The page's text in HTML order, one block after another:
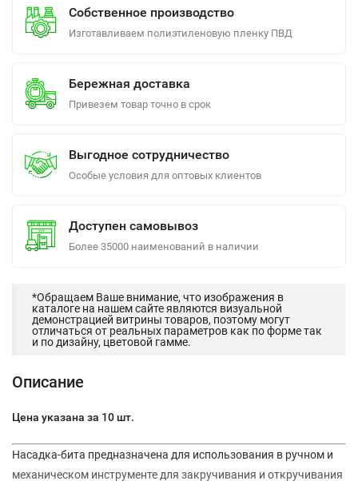
Собственное производство
Изготавливаем полиэтиленовую пленку ПВД
Бережная доставка
Привезем товар точно в срок
Выгодное сотрудничество
Особые условия для оптовых клиентов
Доступен самовывоз
Более 35000 наименований в наличии
*Обращаем Ваше внимание, что изображения в
каталоге на нашем сайте являются визуальной
демонстрацией витрины товаров, поэтому могут
отличаться от реальных параметров как по форме так
и по дизайну, цветовой гамме.
Описание
Цена указана за 10 шт.
Насадка-бита предназначена для использования в ручном и
механическом инструменте для закручивания и откручивания